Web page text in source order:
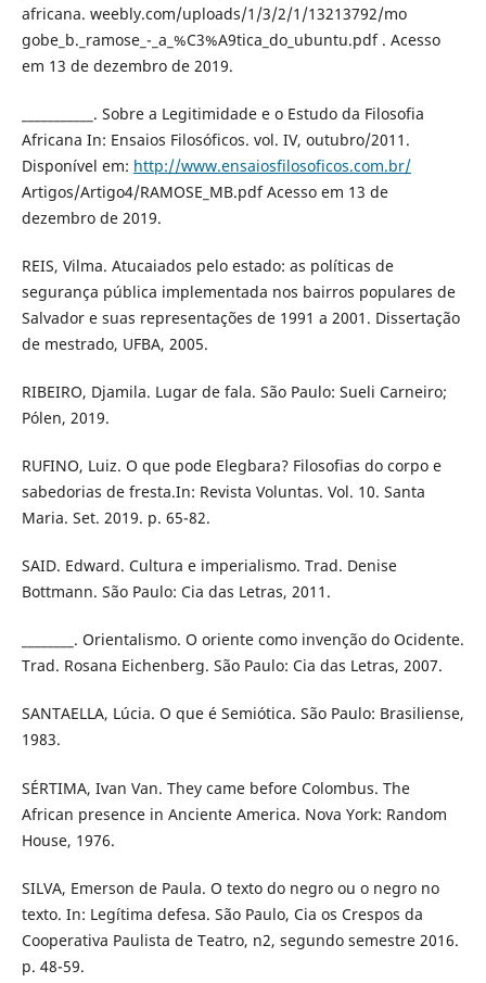
africana. weebly.com/uploads/1/3/2/1/13213792/mo
gobe_b._ramose_-_a_%C3%A9tica_do_ubuntu.pdf . Acesso
em 13 de dezembro de 2019.
___________. Sobre a Legitimidade e o Estudo da Filosofia
Africana In: Ensaios Filosóficos. vol. IV, outubro/2011.
Disponível em: http://www.ensaiosfilosoficos.com.br/
Artigos/Artigo4/RAMOSE_MB.pdf Acesso em 13 de
dezembro de 2019.
REIS, Vilma. Atucaiados pelo estado: as políticas de
segurança pública implementada nos bairros populares de
Salvador e suas representações de 1991 a 2001. Dissertação
de mestrado, UFBA, 2005.
RIBEIRO, Djamila. Lugar de fala. São Paulo: Sueli Carneiro;
Pólen, 2019.
RUFINO, Luiz. O que pode Elegbara? Filosofias do corpo e
sabedorias de fresta.In: Revista Voluntas. Vol. 10. Santa
Maria. Set. 2019. p. 65-82.
SAID. Edward. Cultura e imperialismo. Trad. Denise
Bottmann. São Paulo: Cia das Letras, 2011.
________. Orientalismo. O oriente como invenção do Ocidente.
Trad. Rosana Eichenberg. São Paulo: Cia das Letras, 2007.
SANTAELLA, Lúcia. O que é Semiótica. São Paulo: Brasiliense,
1983.
SÉRTIMA, Ivan Van. They came before Colombus. The
African presence in Anciente America. Nova York: Random
House, 1976.
SILVA, Emerson de Paula. O texto do negro ou o negro no
texto. In: Legítima defesa. São Paulo, Cia os Crespos da
Cooperativa Paulista de Teatro, n2, segundo semestre 2016.
p. 48-59.